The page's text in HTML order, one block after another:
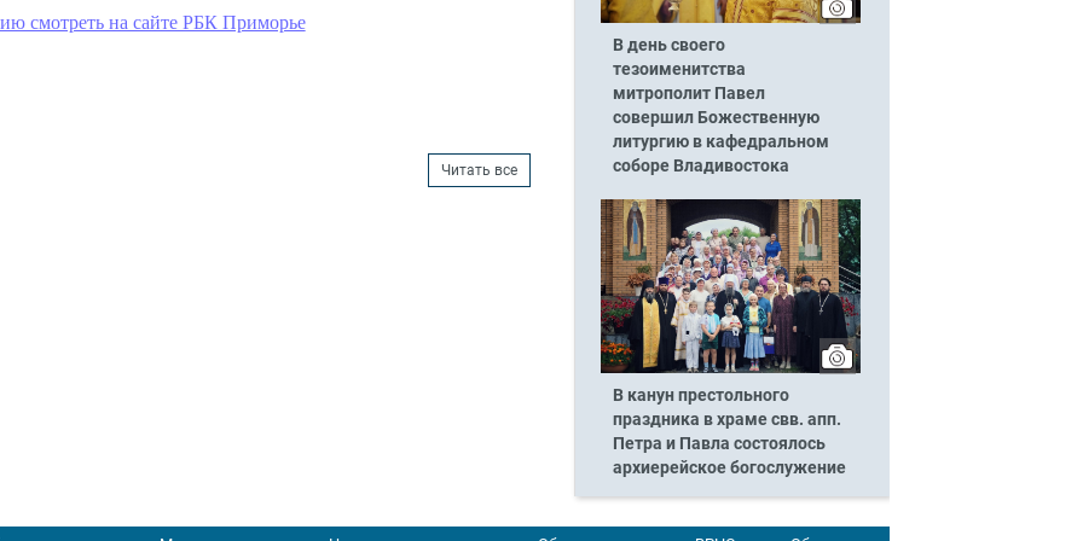
смотреть на сайте РБК Приморье
Читать все
В день своего
тезоименитства
митрополит Павел
совершил Божественную
литургию в кафедральном
соборе Владивостока
В канун престольного
праздника в храме свв. апп.
Петра и Павла состоялось
архиерейское богослужение